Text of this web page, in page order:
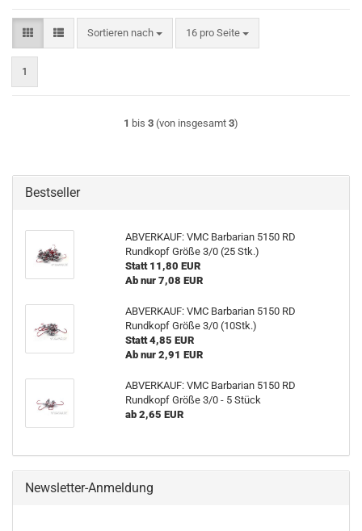
Sortieren nach
Sortieren nach 16 pro Seite
pro Seite
1
1 bis 3 (von insgesamt 3)
Bestseller
ABVERKAUF: VMC Barbarian 5150 RD
Rundkopf Größe 3/0 (25 Stk.)
Statt 11,80 EUR
Ab nur 7,08 EUR
ABVERKAUF: VMC Barbarian 5150 RD
Rundkopf Größe 3/0 (10Stk.)
Statt 4,85 EUR
Ab nur 2,91 EUR
ABVERKAUF: VMC Barbarian 5150 RD
Rundkopf Größe 3/0 - 5 Stück
ab 2,65 EUR
Newsletter-Anmeldung